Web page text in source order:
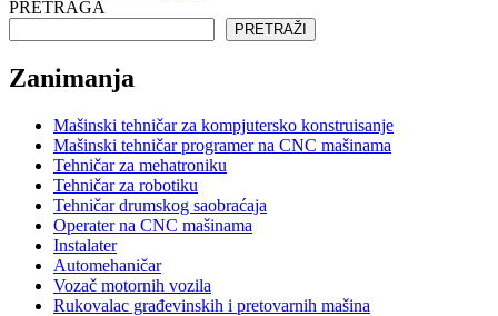
PRETRAGA
PRETRAŽI
Zanimanja
Mašinski tehničar za kompjutersko konstruisanje
Mašinski tehničar programer na CNC mašinama
Tehničar za mehatroniku
Tehničar za robotiku
Tehničar drumskog saobraćaja
Operater na CNC mašinama
Instalater
Automehaničar
Vozač motornih vozila
Rukovalac građevinskih i pretovarnih mašina